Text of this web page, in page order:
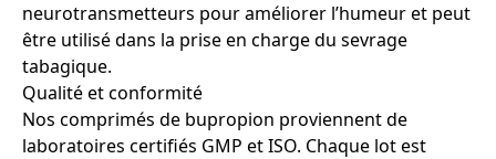
neurotransmetteurs pour améliorer l’humeur et peut
être utilisé dans la prise en charge du sevrage
tabagique.
Qualité et conformité
Nos comprimés de bupropion proviennent de
laboratoires certifiés GMP et ISO. Chaque lot est